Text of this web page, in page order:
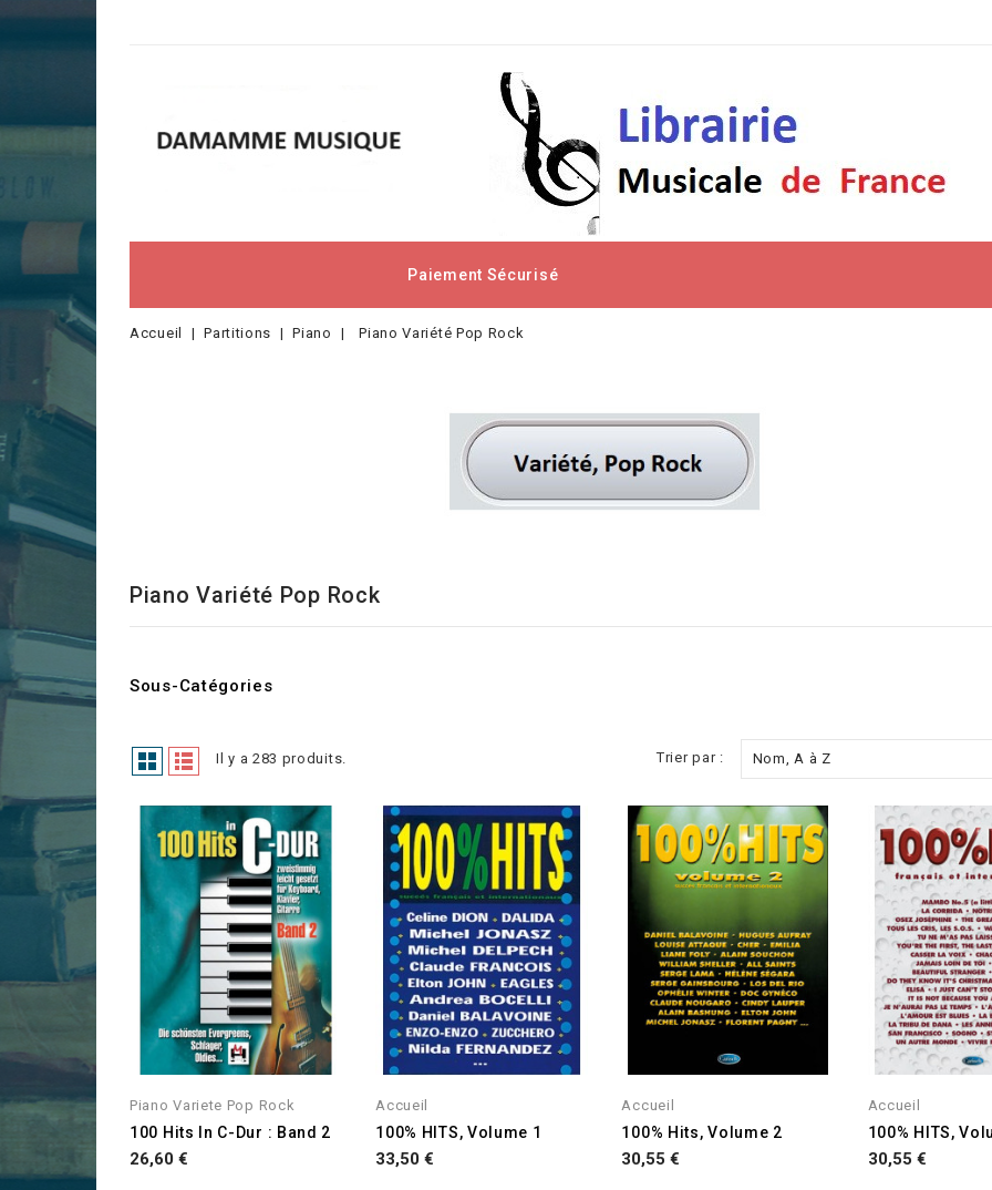
Paiement Sécurisé
Accueil Partitions Piano Piano Variété Pop Rock
Piano Variété Pop Rock
Sous-Catégories
Il y a 283 produits. Trier par : Nom, A à Z
Piano Variete Pop Rock
100 Hits In C-Dur : Band 2
Prix
26,60 €
Accueil
100% HITS, Volume 1
Prix
33,50 €
Accueil
100% Hits, Volume 2
Prix
30,55 €
Accueil
100% HITS,
Prix
30,55 €